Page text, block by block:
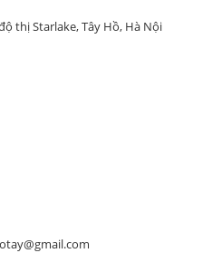
thị Starlake, Tây Hồ, Hà Nội